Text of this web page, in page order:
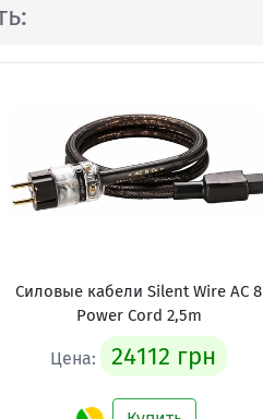
Силовые кабели Silent Wire AC 8
Power Cord 2,5m
Цена: 24112 грн